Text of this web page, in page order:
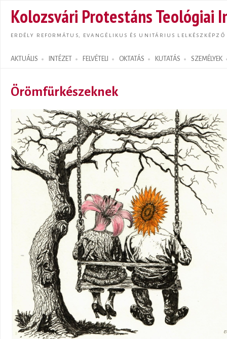
Kolozsvári Protestáns Teológiai
ERDÉLY REFORMÁTUS, EVANGÉLIKUS ÉS UNITÁRIUS LELKÉSZKÉPZŐ
AKTUÁLIS INTÉZET FELVÉTELI OKTATÁS KUTATÁS SZEMÉLYEK
Search form
Örömfürkészeknek